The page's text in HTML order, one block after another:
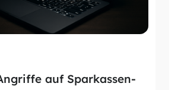
auf Sparkassen-